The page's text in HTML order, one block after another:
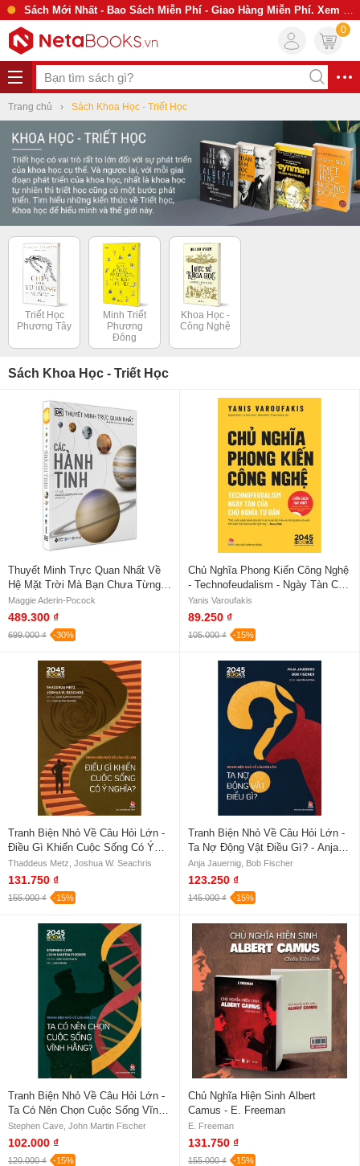
Sách Mới Nhất - Bao Sách Miễn Phí - Giao Hàng Miễn Phí. Xem Ngay
0
Trang chủ Sách Khoa Học - Triết Học
Triết Học
Phương Tây
Minh Triết
Phương
Đông
Khoa Học -
Công Nghệ
Sách Khoa Học - Triết Học
Thuyết Minh Trực Quan Nhất Về
Hệ Mặt Trời Mà Bạn Chưa Từng
Thấy - Các Hành Tinh - Maggie
Aderin-Pocock (Bìa Cứng)
Maggie Aderin-Pocock
489.300 ₫
699.000 ₫ -30%
Chủ Nghĩa Phong Kiến Công Nghệ
- Technofeudalism - Ngày Tàn Của
Chủ Nghĩa Tư Bản - Yanis
Varoufakis
Yanis Varoufakis
89.250 ₫
105.000 ₫ -15%
Tranh Biện Nhỏ Về Câu Hỏi Lớn -
Điều Gì Khiến Cuộc Sống Có Ý
Nghĩa? - Thaddeus Metz, Joshua
W. Seachris
Thaddeus Metz, Joshua W. Seachris
131.750 ₫
155.000 ₫ -15%
Tranh Biện Nhỏ Về Câu Hỏi Lớn -
Ta Nợ Động Vật Điều Gì? - Anja
Jauernig, Bob Fischer
Anja Jauernig, Bob Fischer
123.250 ₫
145.000 ₫ -15%
Tranh Biện Nhỏ Về Câu Hỏi Lớn -
Ta Có Nên Chọn Cuộc Sống Vĩnh
Hằng? - Stephen Cave, John
Martin Fischer
Stephen Cave, John Martin Fischer
102.000 ₫
120.000 ₫ -15%
Chủ Nghĩa Hiện Sinh Albert
Camus - E. Freeman
E. Freeman
131.750 ₫
155.000 ₫ -15%